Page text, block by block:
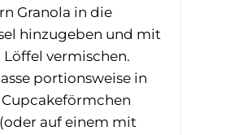
Granola in die
hinzugeben und mit
vermischen.
portionsweise in
auf einem mit